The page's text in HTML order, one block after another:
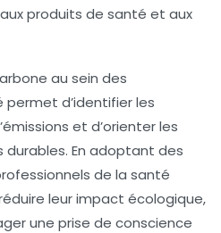
produits de santé et aux
au sein des
d’identifier les
et d’orienter les
En adoptant des
de la santé
leur impact écologique,
une prise de conscience